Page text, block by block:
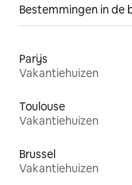
Bestemmingen in de
Parijs
Vakantiehuizen
Toulouse
Vakantiehuizen
Brussel
Vakantiehuizen